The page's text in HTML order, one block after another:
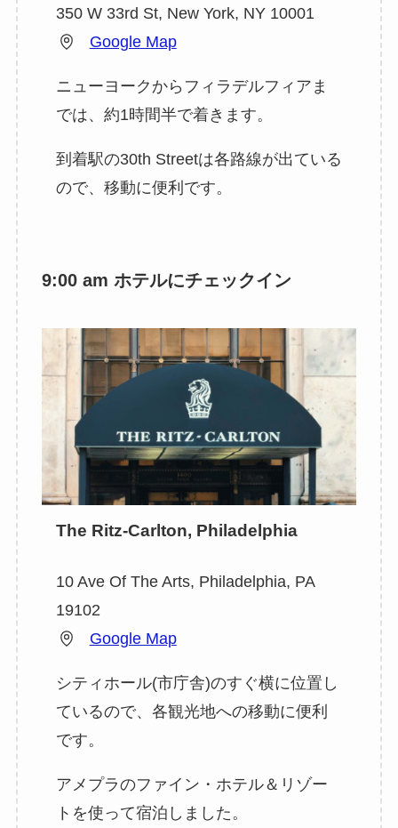
350 W 33rd St, New York, NY 10001
Google Map
ニューヨークからフィラデルフィアま
では、約1時間半で着きます。
到着駅の30th Streetは各路線が出ている
ので、移動に便利です。
9:00 am ホテルにチェックイン
The Ritz-Carlton, Philadelphia
10 Ave Of The Arts, Philadelphia, PA
19102
Google Map
シティホール(市庁舎)のすぐ横に位置し
ているので、各観光地への移動に便利
です。
アメプラのファイン・ホテル＆リゾー
トを使って宿泊しました。